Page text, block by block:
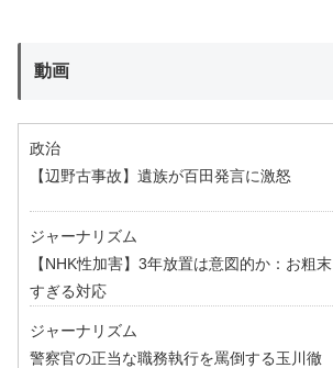
動画
政治
【辺野古事故】遺族が百田発言に激怒
ジャーナリズム
【NHK性加害】3年放置は意図的か：お粗末
すぎる対応
ジャーナリズム
警察官の正当な職務執行を罵倒する玉川徹